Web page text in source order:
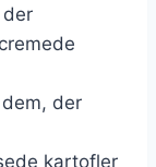
der
der
kartofler